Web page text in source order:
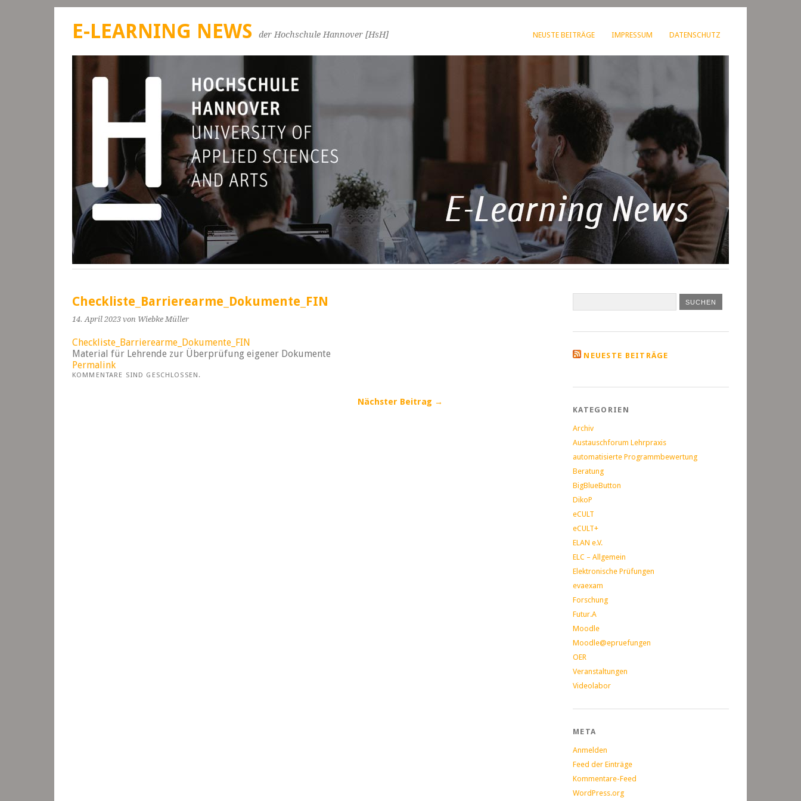
NEUSTE BEITRÄGE IMPRESSUM DATENSCHUTZ
E-LEARNING NEWS der Hochschule Hannover [HsH]
Checkliste_Barrierearme_Dokumente_FIN
14. April 2023 von Wiebke Müller
Checkliste_Barrierearme_Dokumente_FIN
Material für Lehrende zur Überprüfung eigener Dokumente
Permalink
KOMMENTARE SIND GESCHLOSSEN.
Nächster Beitrag →
NEUESTE BEITRÄGE
KATEGORIEN
Archiv
Austauschforum Lehrpraxis
automatisierte Programmbewertung
Beratung
BigBlueButton
DikoP
eCULT
eCULT+
ELAN e.V.
ELC – Allgemein
Elektronische Prüfungen
evaexam
Forschung
Futur.A
Moodle
Moodle@epruefungen
OER
Veranstaltungen
Videolabor
META
Anmelden
Feed der Einträge
Kommentare-Feed
WordPress.org